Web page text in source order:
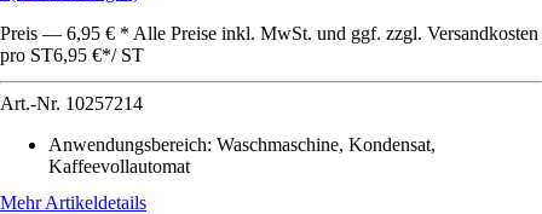
Preis — 6,95 € * Alle Preise inkl. MwSt. und ggf. zzgl. Versandkosten
pro ST6,95 €*/ ST
Art.-Nr. 10257214
Anwendungsbereich: Waschmaschine, Kondensat,
Kaffeevollautomat
Mehr Artikeldetails